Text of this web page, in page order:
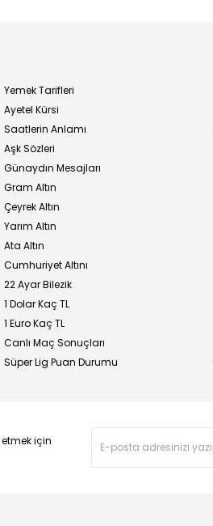
Yemek Tarifleri
Ayetel Kürsi
Saatlerin Anlamı
Aşk Sözleri
Günaydın Mesajları
Gram Altın
Çeyrek Altın
Yarım Altın
Ata Altın
Cumhuriyet Altını
22 Ayar Bilezik
1 Dolar Kaç TL
1 Euro Kaç TL
Canlı Maç Sonuçları
Süper Lig Puan Durumu
için